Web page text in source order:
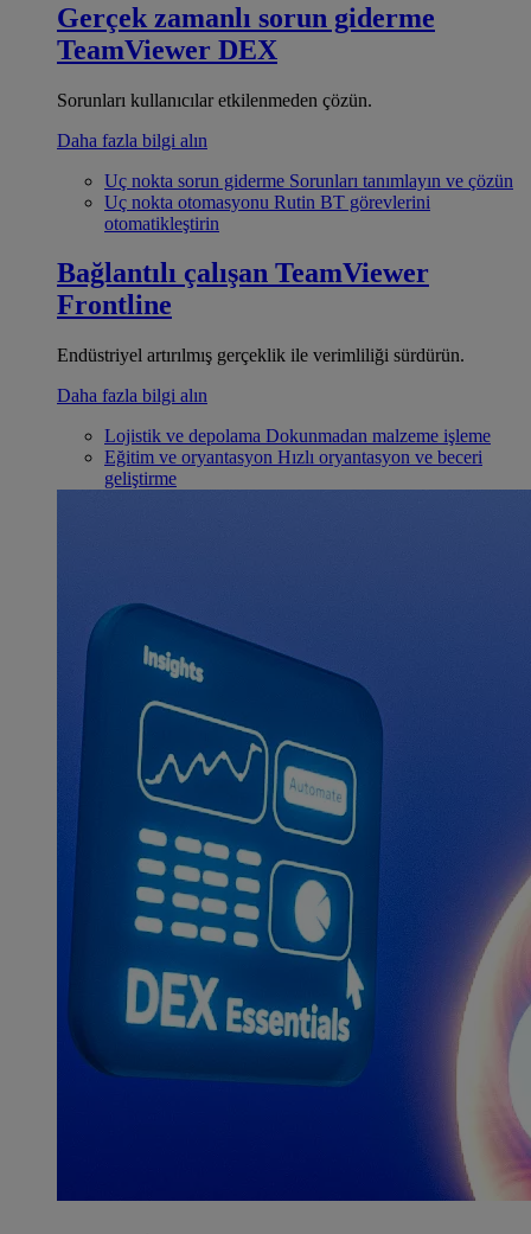
Gerçek zamanlı sorun giderme
TeamViewer DEX
Sorunları kullanıcılar etkilenmeden çözün.
Daha fazla bilgi alın
Uç nokta sorun giderme Sorunları tanımlayın ve çözün
Uç nokta otomasyonu Rutin BT görevlerini
otomatikleştirin
Bağlantılı çalışan TeamViewer
Frontline
Endüstriyel artırılmış gerçeklik ile verimliliği sürdürün.
Daha fazla bilgi alın
Lojistik ve depolama Dokunmadan malzeme işleme
Eğitim ve oryantasyon Hızlı oryantasyon ve beceri
geliştirme